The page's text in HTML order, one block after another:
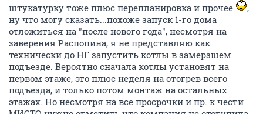
штукатурку тоже плюс перепланировка и прочее
,
ну что могу сказать...похоже запуск 1-го дома
отложиться на "после нового года", несмотря на
заверения Распопина, я не представляю как
технически до НГ запустить котлы в замерзшем
подъезде. Вероятно сначала котлы установят на
первом этаже, это плюс неделя на отогрев всего
подъезда, и только потом монтаж на остальных
этажах. Но несмотря на все просрочки и пр. к чести